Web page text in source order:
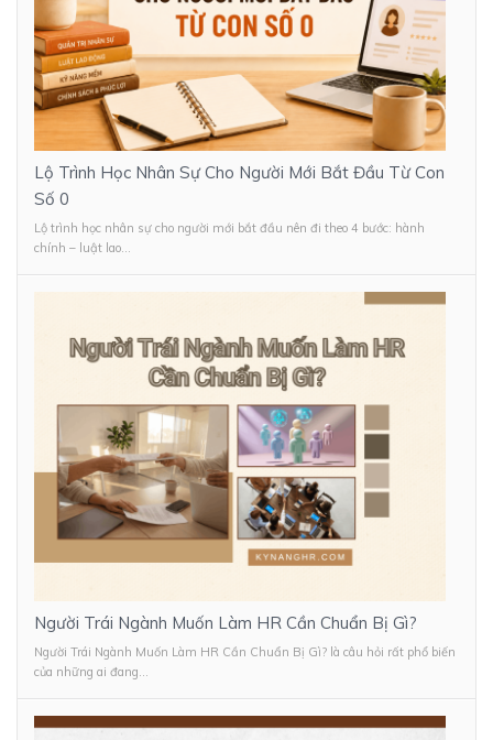
Lộ Trình Học Nhân Sự Cho Người Mới Bắt Đầu Từ Con
Số 0
Lộ trình học nhân sự cho người mới bắt đầu nên đi theo 4 bước: hành
chính – luật lao...
Người Trái Ngành Muốn Làm HR Cần Chuẩn Bị Gì?
Người Trái Ngành Muốn Làm HR Cần Chuẩn Bị Gì? là câu hỏi rất phổ biến
của những ai đang...